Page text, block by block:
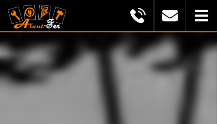
MONTAGU
ALEXANDRE
(ATOUT
FER)